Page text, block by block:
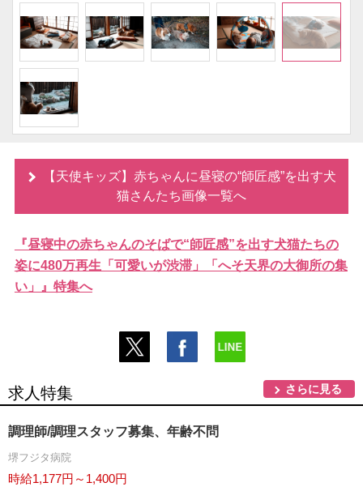
【天使キッズ】赤ちゃんに昼寝の“師匠感”を出す犬
猫さんたち画像一覧へ
『昼寝中の赤ちゃんのそばで“師匠感”を出す犬猫たちの
姿に480万再生「可愛いが渋滞」「へそ天界の大御所の集
い」』特集へ
求人特集 さらに見る
調理師/調理スタッフ募集、年齢不問
堺フジタ病院
時給1,177円～1,400円